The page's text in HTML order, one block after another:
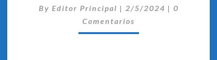
CON
CUCHILLO
A
By Editor Principal | 2/5/2024 | 0
Comentarios